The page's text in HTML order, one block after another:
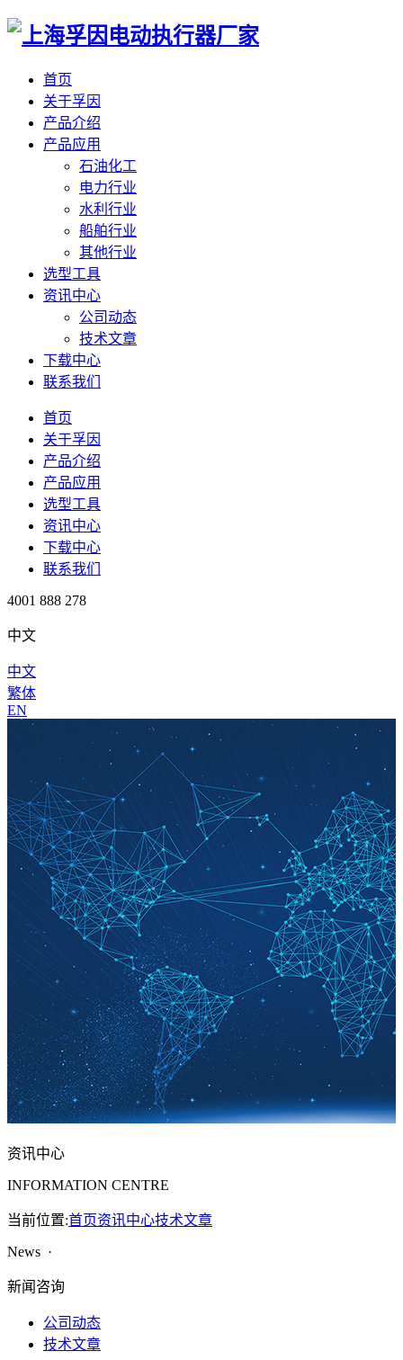
首页
关于孚因
产品介绍
产品应用
石油化工
电力行业
水利行业
船舶行业
其他行业
选型工具
资讯中心
公司动态
技术文章
下载中心
联系我们
首页
关于孚因
产品介绍
产品应用
选型工具
资讯中心
下载中心
联系我们
4001 888 278
中文
中文
繁体
EN
资讯中心
INFORMATION CENTRE
当前位置:首页资讯中心技术文章
News ·
新闻咨询
公司动态
技术文章